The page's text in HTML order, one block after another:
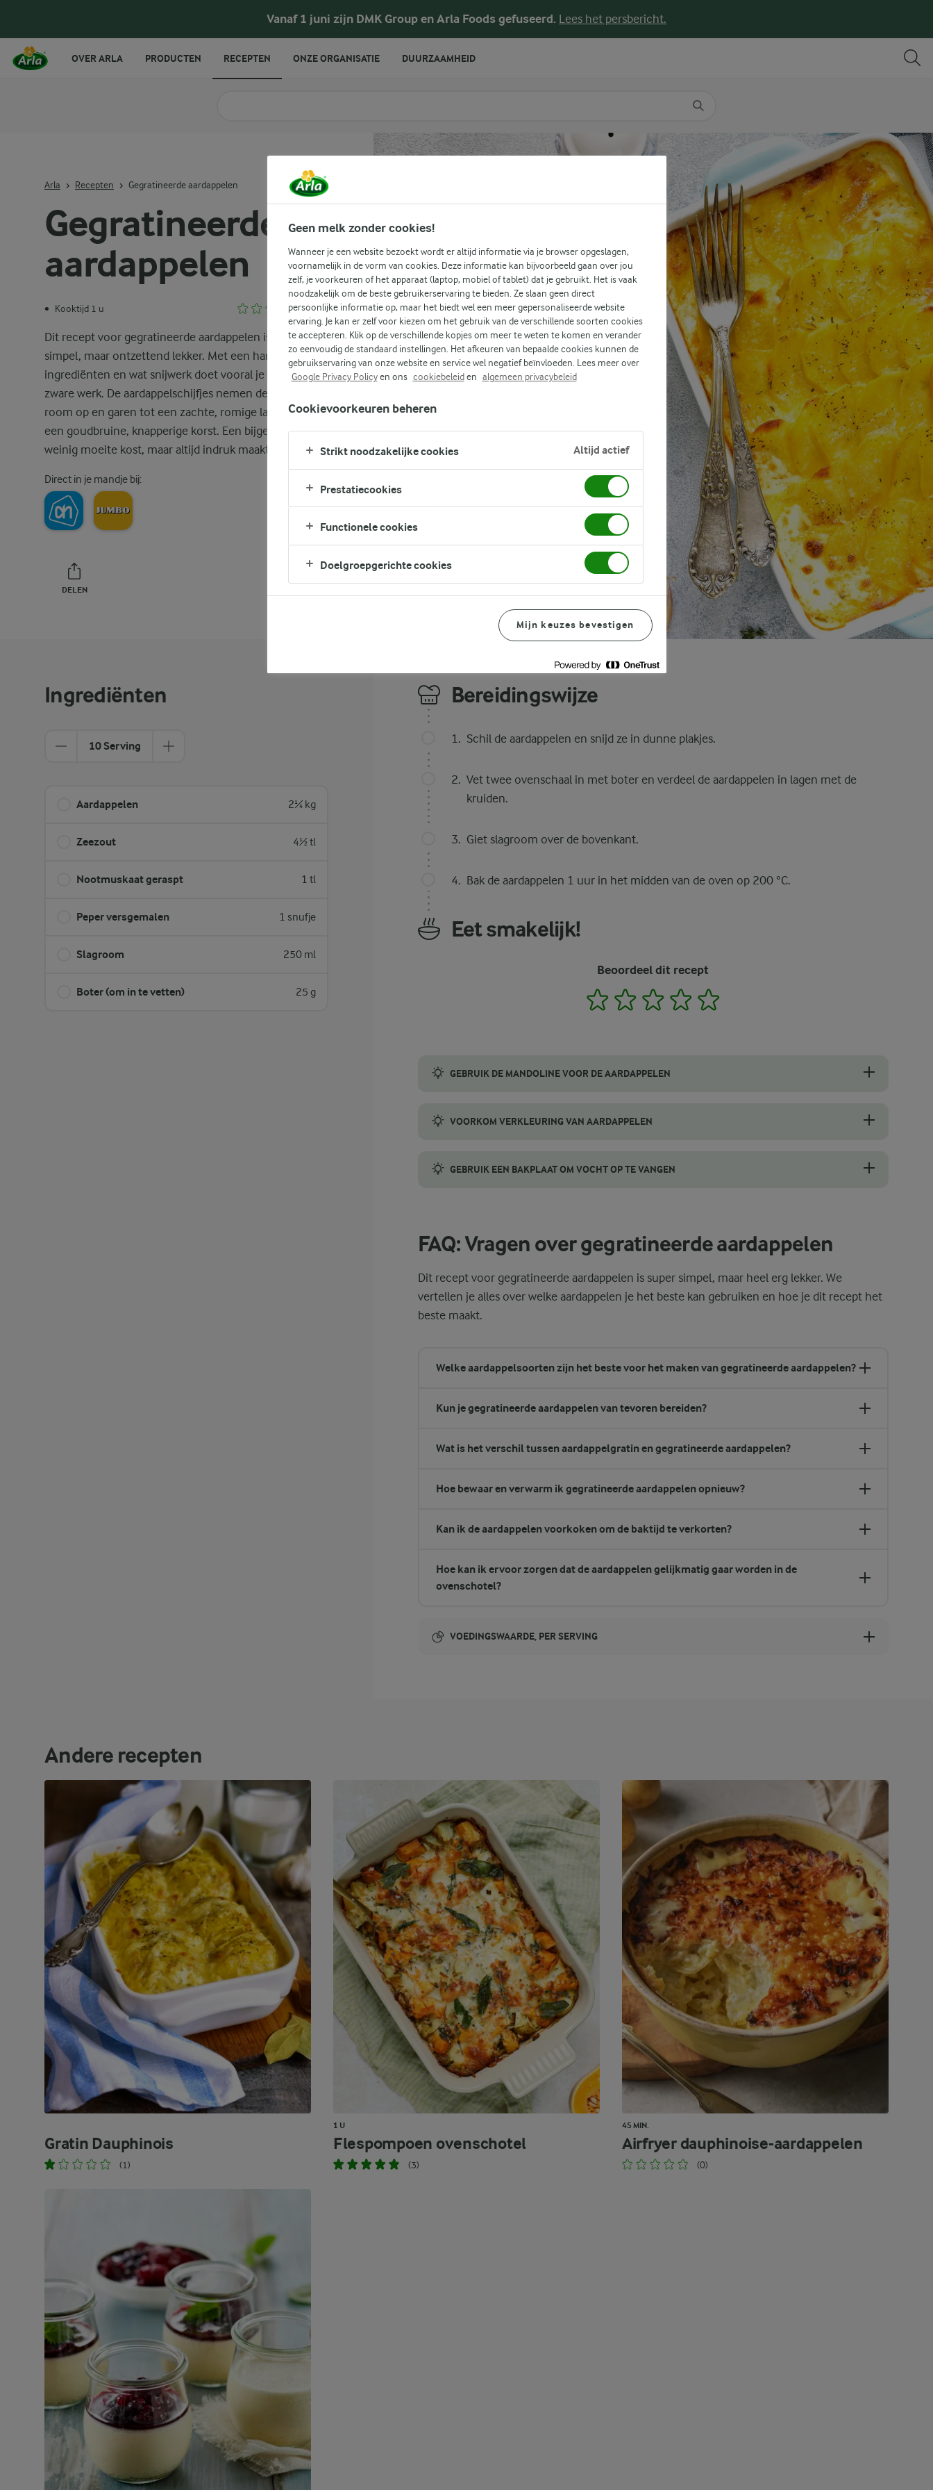
Vanaf 1 juni zijn DMK Group en Arla Foods gefuseerd. Lees het persbericht.
Gegratineerde
aardappelen
• Kooktijd 1 u (0)
Dit recept voor gegratineerde aardappelen is super
simpel, maar ontzettend lekker. Met een handvol
ingrediënten en wat snijwerk doet vooral je oven het
zware werk. De aardappelschijfjes nemen de gekruide
room op en garen tot een zachte, romige laag onder
een goudbruine, knapperige korst. Een bijgerecht dat
weinig moeite kost, maar altijd indruk maakt!
Direct in je mandje bij:
DELEN
Arla Recepten Gegratineerde aardappelen
Ingrediënten
10 Serving
Aardappelen 2¼ kg
Zeezout 4½ tl
Nootmuskaat geraspt 1 tl
Peper versgemalen 1 snufje
Slagroom 250 ml
Boter (om in te vetten) 25 g
Bereidingswijze
Schil de aardappelen en snijd ze in dunne plakjes.
Vet twee ovenschaal in met boter en verdeel de aardappelen in lagen met de
kruiden.
Giet slagroom over de bovenkant.
Bak de aardappelen 1 uur in het midden van de oven op 200 °C.
Eet smakelijk!
Beoordeel dit recept
1 2 3 4
GEBRUIK DE MANDOLINE VOOR DE AARDAPPELEN
VOORKOM VERKLEURING VAN AARDAPPELEN
GEBRUIK EEN BAKPLAAT OM VOCHT OP TE VANGEN
FAQ: Vragen over gegratineerde aardappelen
Dit recept voor gegratineerde aardappelen is super simpel, maar heel erg lekker. We
vertellen je alles over welke aardappelen je het beste kan gebruiken en hoe je dit recept het
beste maakt.
Welke aardappelsoorten zijn het beste voor het maken van gegratineerde aardappelen?
Kun je gegratineerde aardappelen van tevoren bereiden?
Wat is het verschil tussen aardappelgratin en gegratineerde aardappelen?
Hoe bewaar en verwarm ik gegratineerde aardappelen opnieuw?
Kan ik de aardappelen voorkoken om de baktijd te verkorten?
Hoe kan ik ervoor zorgen dat de aardappelen gelijkmatig gaar worden in de
ovenschotel?
VOEDINGSWAARDE, PER SERVING
eiwit
4,4 gram eiwit
vet
11,9 gram vet
koolhydraten
37,8 gram koolhydraten
Andere recepten
Gratin Dauphinois
(1)
1 U
Flespompoen ovenschotel
(3)
45 MIN.
Airfryer dauphinoise-aardappelen
(0)
OVER ARLA PRODUCTEN RECEPTEN ONZE ORGANISATIE DUURZAAMHEID
Geen melk zonder cookies!
Wanneer je een website bezoekt wordt er altijd informatie via je browser opgeslagen,
voornamelijk in de vorm van cookies. Deze informatie kan bijvoorbeeld gaan over jou
zelf, je voorkeuren of het apparaat (laptop, mobiel of tablet) dat je gebruikt. Het is vaak
noodzakelijk om de beste gebruikerservaring te bieden. Ze slaan geen direct
persoonlijke informatie op, maar het biedt wel een meer gepersonaliseerde website
ervaring. Je kan er zelf voor kiezen om het gebruik van de verschillende soorten cookies
te accepteren. Klik op de verschillende kopjes om meer te weten te komen en verander
zo eenvoudig de standaard instellingen. Het afkeuren van bepaalde cookies kunnen de
gebruikservaring van onze website en service wel negatief beïnvloeden. Lees meer over
Google Privacy Policyen ons cookiebeleiden algemeen privacybeleid
Cookievoorkeuren beheren
Strikt noodzakelijke cookies Altijd actief
Prestatiecookies
Functionele cookies
Doelgroepgerichte cookies
Mijn keuzes bevestigen